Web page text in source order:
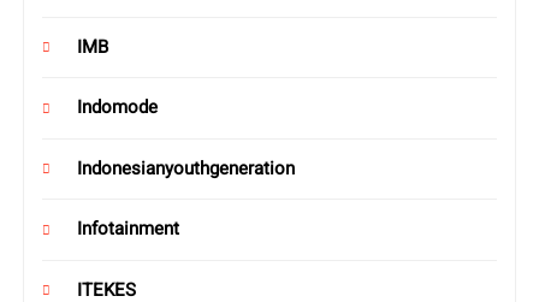
IMB
Indomode
Indonesianyouthgeneration
Infotainment
ITEKES